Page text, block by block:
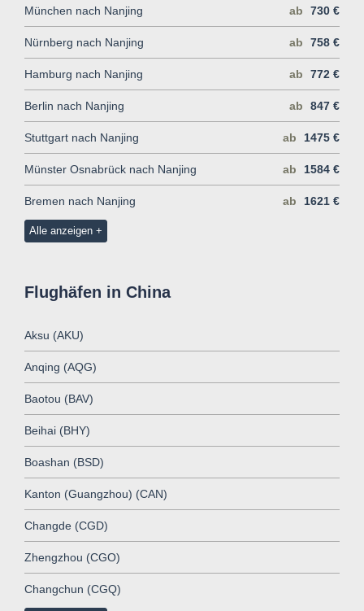
München nach Nanjing ab 730 €
Nürnberg nach Nanjing ab 758 €
Hamburg nach Nanjing ab 772 €
Berlin nach Nanjing ab 847 €
Stuttgart nach Nanjing ab 1475 €
Münster Osnabrück nach Nanjing ab 1584 €
Bremen nach Nanjing ab 1621 €
Alle anzeigen
Flughäfen in China
Aksu (AKU)
Anqing (AQG)
Baotou (BAV)
Beihai (BHY)
Boashan (BSD)
Kanton (Guangzhou) (CAN)
Changde (CGD)
Zhengzhou (CGO)
Changchun (CGQ)